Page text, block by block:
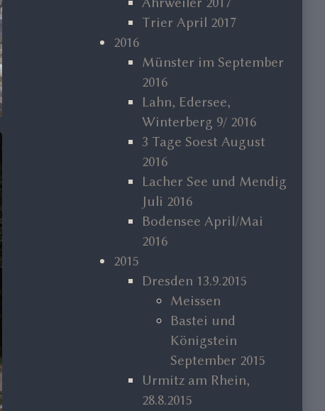
Trier April 2017
2016
Münster im September
2016
Lahn, Edersee,
Winterberg 9/ 2016
3 Tage Soest August
2016
Lacher See und Mendig
Juli 2016
Bodensee April/Mai
2016
2015
Dresden 13.9.2015
Meissen
Bastei und
Königstein
September 2015
Urmitz am Rhein,
28.8.2015